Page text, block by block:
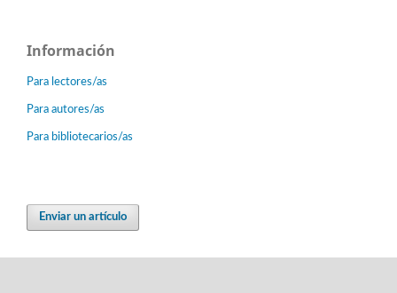
Información
Para lectores/as
Para autores/as
Para bibliotecarios/as
Enviar un artículo